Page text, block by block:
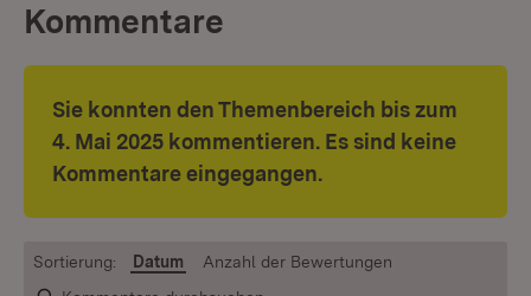
Kommentare
Sie konnten den Themenbereich bis zum
4. Mai 2025 kommentieren. Es sind keine
Kommentare eingegangen.
Sortierung: Datum Anzahl der Bewertungen